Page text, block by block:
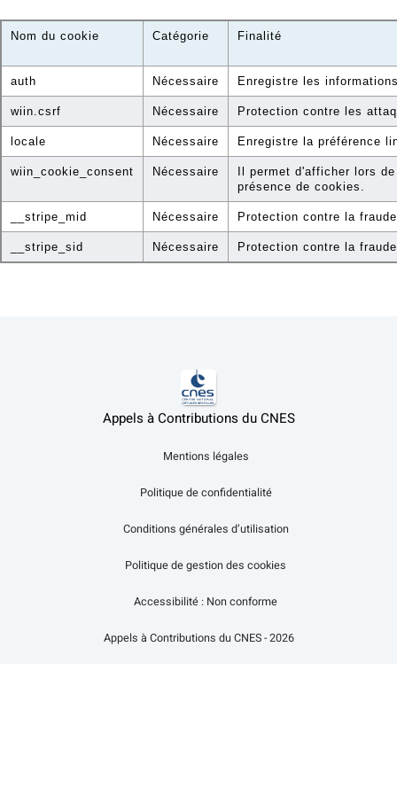
Nom du cookie Catégorie Finalité
auth Nécessaire Enregistre les
wiin.csrf Nécessaire Protection contre les
locale Nécessaire Enregistre la préférence
wiin_cookie_consent Nécessaire
Il permet d'afficher lors
présence de cookies.
__stripe_mid Nécessaire Protection contre la
__stripe_sid Nécessaire Protection contre la
Appels à Contributions du CNES
Appels à Contributions du CNES - 2026
Mentions légales
Politique de confidentialité
Conditions générales d’utilisation
Politique de gestion des cookies
Accessibilité : Non conforme